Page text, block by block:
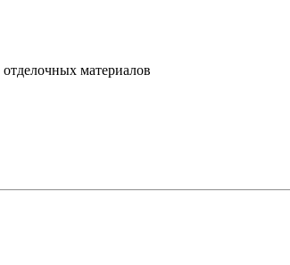
материалов